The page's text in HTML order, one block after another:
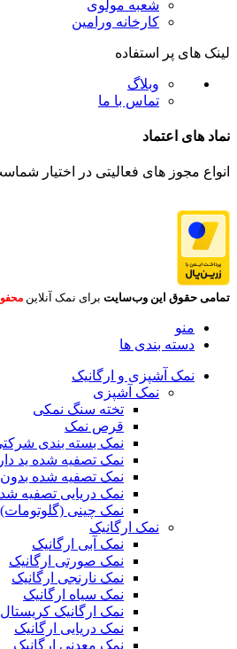
شعبه مولوی
کارخانه ورامین
لینک های پر استفاده
وبلاگ
تماس با ما
نماد های اعتماد
انواع مجوز های فعالیتی در اختیار
تمامی حقوق این وب‌سایت برای نمک آنلاین
منو
دسته بندی ها
نمک آشپزی و ارگانیک
نمک آشپزی
تخته سنگ نمکی
قرص نمک
نمک بسته بندی
نمک تصفیه شده ید
نمک تصفیه شده بدون
نمک دریایی تصفیه
نمک چینی (گلوتومات)
نمک ارگانیک
نمک آبی ارگانیک
نمک صورتی ارگانیک
نمک نارنجی ارگانیک
نمک سیاه ارگانیک
نمک ارگانیک
نمک دریایی ارگانیک
نمک معدنی ارگانیک